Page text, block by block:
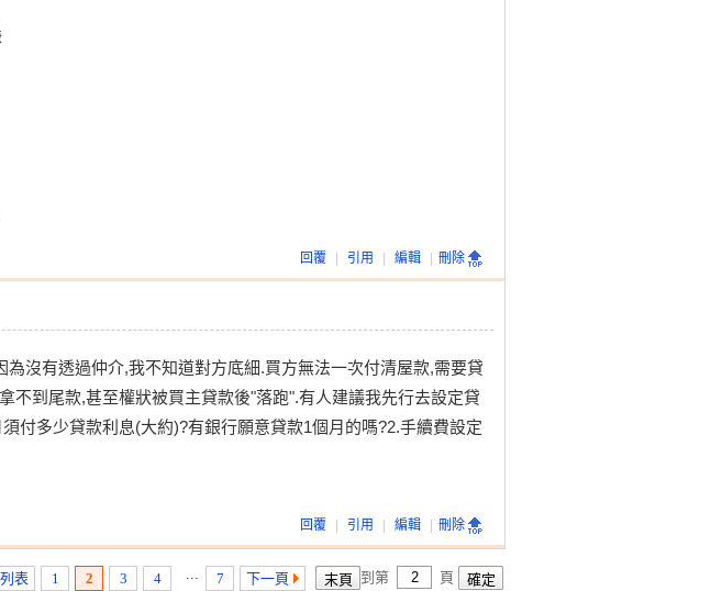
回覆 引用 編輯 刪除
沒有透過仲介,我不知道對方底細.買方無法一次付清屋款,需要貸
不到尾款,甚至權狀被買主貸款後"落跑".有人建議我先行去設定貸
付多少貸款利息(大約)?有銀行願意貸款1個月的嗎?2.手續費設定
回覆 引用 編輯 刪除
表 1 2 3 4 ... 7 下一頁 到第 頁